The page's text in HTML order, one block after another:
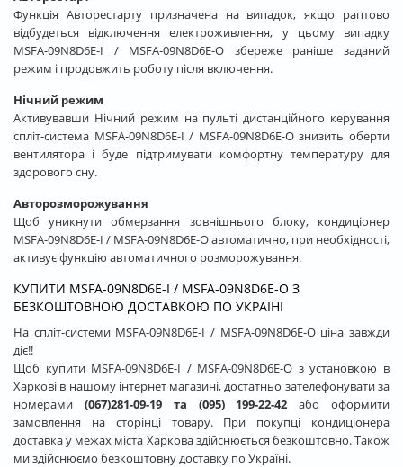
Функція Авторестарту призначена на випадок, якщо раптово
відбудеться відключення електроживлення, у цьому випадку
MSFA-09N8D6E-I / MSFA-09N8D6E-O збереже раніше заданий
режим і продовжить роботу після включення.
Нічний режим
Активувавши Нічний режим на пульті дистанційного керування
спліт-система MSFA-09N8D6E-I / MSFA-09N8D6E-O знизить оберти
вентилятора і буде підтримувати комфортну температуру для
здорового сну.
Авторозморожування
Щоб уникнути обмерзання зовнішнього блоку, кондиціонер
MSFA-09N8D6E-I / MSFA-09N8D6E-O автоматично, при необхідності,
активує функцію автоматичного розморожування.
КУПИТИ MSFA-09N8D6E-I / MSFA-09N8D6E-O З
БЕЗКОШТОВНОЮ ДОСТАВКОЮ ПО УКРАЇНІ
На спліт-системи MSFA-09N8D6E-I / MSFA-09N8D6E-O ціна завжди
діє!!
Щоб купити MSFA-09N8D6E-I / MSFA-09N8D6E-O з установкою в
Харкові в нашому інтернет магазині, достатньо зателефонувати за
номерами (067)281-09-19 та (095) 199-22-42 або оформити
замовлення на сторінці товару. При покупці кондиціонера
доставка у межах міста Харкова здійснюється безкоштовно. Також
ми здійснюємо безкоштовну доставку по Україні.